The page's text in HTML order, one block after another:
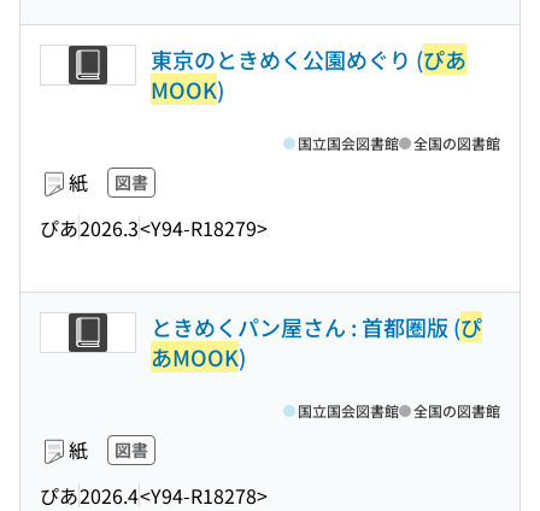
東京のときめく公園めぐり (ぴあ
MOOK)
紙 図書
ぴあ2026.3<Y94-R18279>
国立国会図書館 全国の図書館
ときめくパン屋さん : 首都圏版 (ぴ
あMOOK)
紙 図書
ぴあ2026.4<Y94-R18278>
国立国会図書館 全国の図書館